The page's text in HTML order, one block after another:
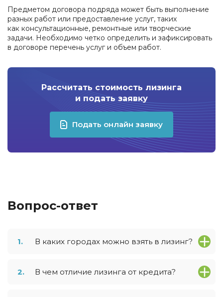
Предметом договора подряда может быть выполнение
разных работ или предоставление услуг, таких
как консультационные, ремонтные или творческие
задачи. Необходимо четко определить и зафиксировать
в договоре перечень услуг и объем работ.
Рассчитать стоимость лизинга
и подать заявку
Подать онлайн заявку
Вопрос-ответ
1. В каких городах можно взять в лизинг?
2. В чем отличие лизинга от кредита?